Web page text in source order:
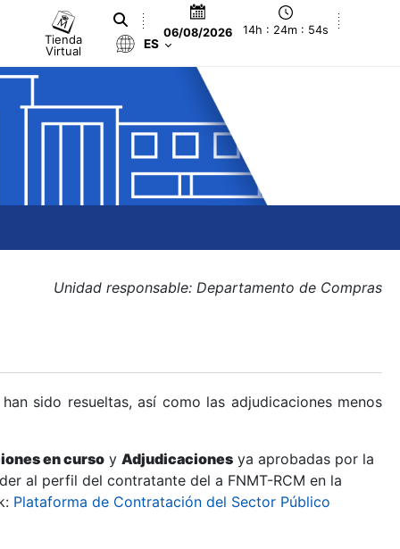
Tienda
Virtual
06/08/2026 14h : 24m : 54s
ES
Unidad responsable: Departamento de Compras
sido resueltas, así como las adjudicaciones menos
en curso y Adjudicaciones ya aprobadas por la
al perfil del contratante del a FNMT-RCM en la
Plataforma de Contratación del Sector Público